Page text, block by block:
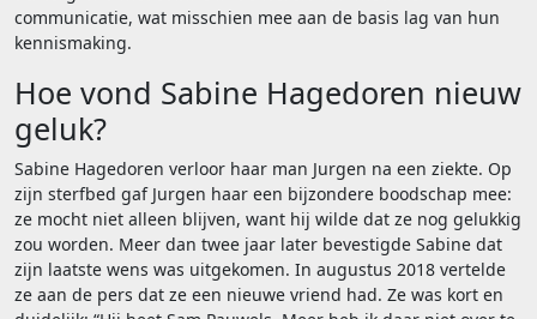
communicatie, wat misschien mee aan de basis lag van hun
kennismaking.
Hoe vond Sabine Hagedoren nieuw
geluk?
Sabine Hagedoren verloor haar man Jurgen na een ziekte. Op
zijn sterfbed gaf Jurgen haar een bijzondere boodschap mee:
ze mocht niet alleen blijven, want hij wilde dat ze nog gelukkig
zou worden. Meer dan twee jaar later bevestigde Sabine dat
zijn laatste wens was uitgekomen. In augustus 2018 vertelde
ze aan de pers dat ze een nieuwe vriend had. Ze was kort en